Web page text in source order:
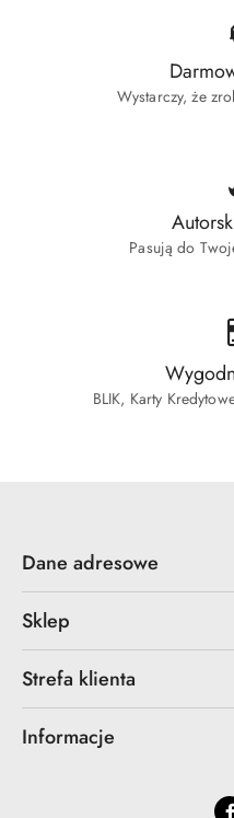
Wystarczy, że
Pasują do
BLIK, Karty
Dane adresowe
Sklep
Strefa klienta
Informacje